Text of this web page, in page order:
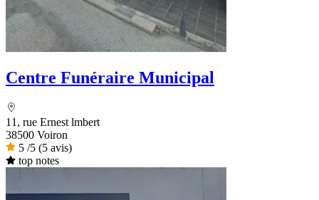
Centre Funéraire Municipal
11, rue Ernest lmbert
38500 Voiron
5 /5 (5 avis)
top notes